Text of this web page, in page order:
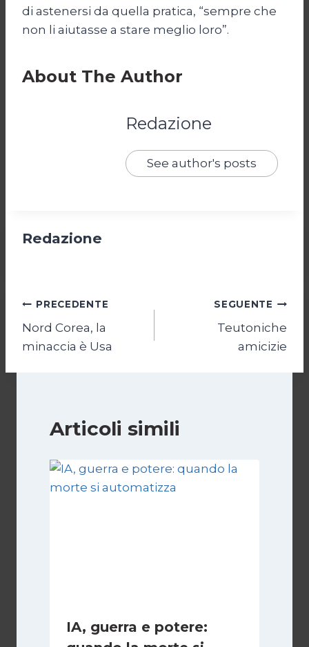
di astenersi da quella pratica, “sempre che
non li aiutasse a stare meglio loro”.
About The Author
Redazione
See author's posts
Redazione
Navigazione
articoli
PRECEDENTE
Nord Corea, la
minaccia è Usa
SEGUENTE
Teutoniche
amicizie
Articoli simili
IA, guerra e potere: